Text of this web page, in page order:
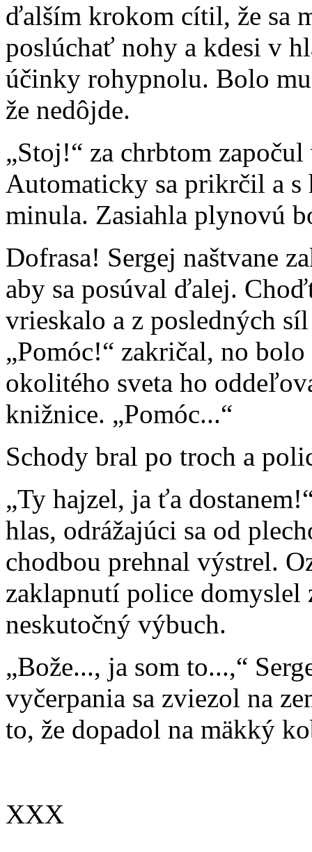
ďalším krokom cítil, že sa
poslúchať nohy a kdesi v
účinky rohypnolu. Bolo mu
že nedôjde.
„Stoj!“ za chrbtom
Automaticky sa prikrčil a
minula. Zasiahla plynovú
Dofrasa! Sergej naštvane
aby sa posúval ďalej.
vrieskalo a z posledných
„Pomóc!“ zakričal, no
okolitého sveta ho
knižnice. „Pomóc...“
Schody bral po troch a
„Ty hajzel, ja ťa
hlas, odrážajúci sa od
chodbou prehnal výstrel.
zaklapnutí police
neskutočný výbuch.
„Bože..., ja som to...,“
vyčerpania sa zviezol na
to, že dopadol na mäkký
XXX